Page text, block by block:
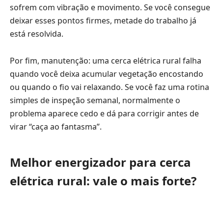
sofrem com vibração e movimento. Se você consegue
deixar esses pontos firmes, metade do trabalho já
está resolvida.
Por fim, manutenção: uma cerca elétrica rural falha
quando você deixa acumular vegetação encostando
ou quando o fio vai relaxando. Se você faz uma rotina
simples de inspeção semanal, normalmente o
problema aparece cedo e dá para corrigir antes de
virar “caça ao fantasma”.
Melhor energizador para cerca
elétrica rural: vale o mais forte?